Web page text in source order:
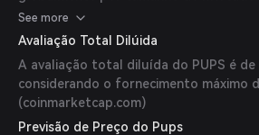
(coinmarketcap.com
See more
Avaliação Total Dilúida
A avaliação total diluída do PUPS é de
considerando o fornecimento máximo
(coinmarketcap.com)
Previsão de Preço do Pups